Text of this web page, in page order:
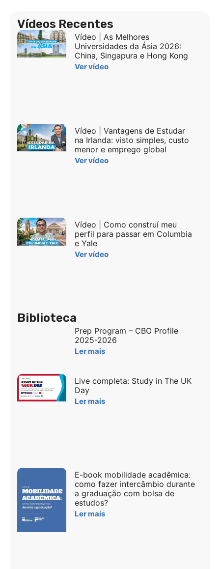
Vídeos Recentes
Vídeo | As Melhores
Universidades da Ásia 2026:
China, Singapura e Hong Kong
Ver vídeo
Vídeo | Vantagens de Estudar
na Irlanda: visto simples, custo
menor e emprego global
Ver vídeo
Vídeo | Como construí meu
perfil para passar em Columbia
e Yale
Ver vídeo
Biblioteca
Prep Program – CBO Profile
2025-2026
Ler mais
Live completa: Study in The UK
Day
Ler mais
E-book mobilidade acadêmica:
como fazer intercâmbio durante
a graduação com bolsa de
estudos?
Ler mais